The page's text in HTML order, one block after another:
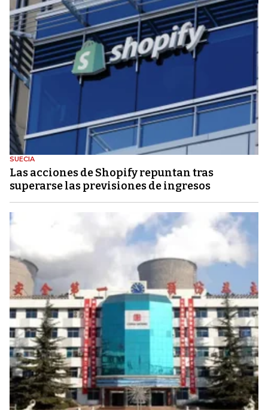
SUECIA
Las acciones de Shopify repuntan tras
superarse las previsiones de ingresos